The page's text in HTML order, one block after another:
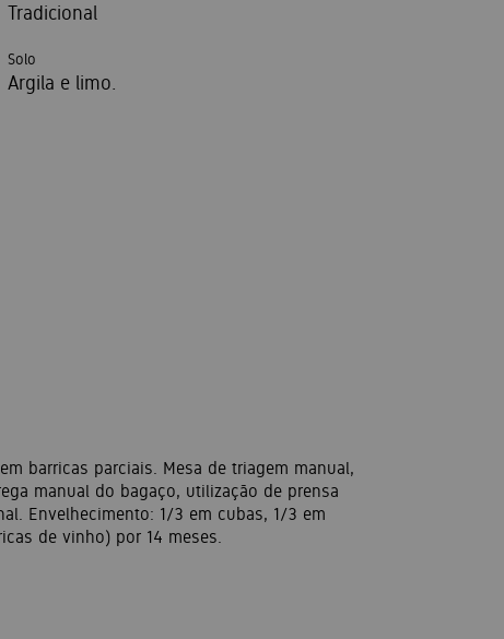
Tradicional
Solo
Argila e limo.
barricas parciais. Mesa de triagem manual,
manual do bagaço, utilização de prensa
Envelhecimento: 1/3 em cubas, 1/3 em
de vinho) por 14 meses.